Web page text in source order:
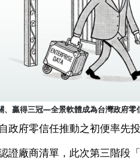
、贏得三冠—全景軟體成為台灣政府零
政府零信任推動之初便率先
證廠商清單，此次第三階段